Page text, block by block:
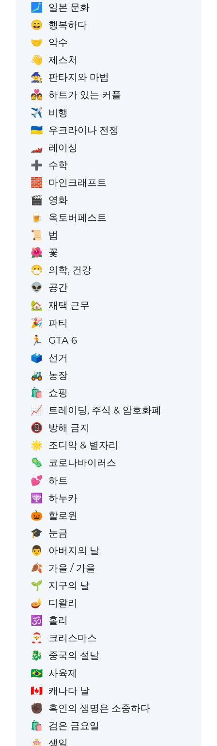
🗾 일본 문화
😄 행복하다
🤝 악수
👋 제스처
🧙 판타지와 마법
💑 하트가 있는 커플
✈️ 비행
🇺🇦 우크라이나 전쟁
🏎️ 레이싱
➕ 수학
🧱 마인크래프트
🎬 영화
🍺 옥토버페스트
📜 법
🌺 꽃
😷 의학, 건강
👽 공간
🏡 재택 근무
🎉 파티
🏃 GTA 6
🗳️ 선거
🚜 농장
🛍️ 쇼핑
📈 트레이딩, 주식 & 암호화폐
📵 방해 금지
🌟 조디악 & 별자리
🦠 코로나바이러스
💕 하트
🕎 하누카
🎃 할로윈
🎓 눈금
👨 아버지의 날
🍂 가을 / 가을
🌱 지구의 날
🪔 디왈리
🕉️ 홀리
🎅 크리스마스
🐉 중국의 설날
🇧🇷 사육제
🇨🇦 캐나다 날
✊🏿 흑인의 생명은 소중하다
🛍️ 검은 금요일
🎂 생일